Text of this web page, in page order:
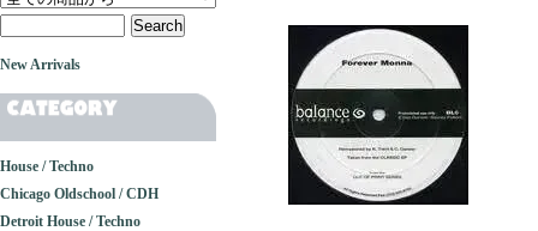
New Arrivals
House / Techno
Chicago Oldschool / CDH
Detroit House / Techno